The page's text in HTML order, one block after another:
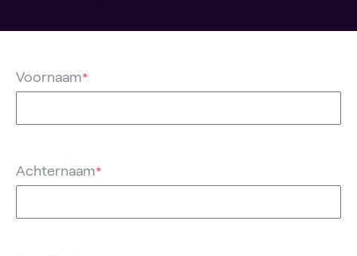
Voornaam*
Achternaam*